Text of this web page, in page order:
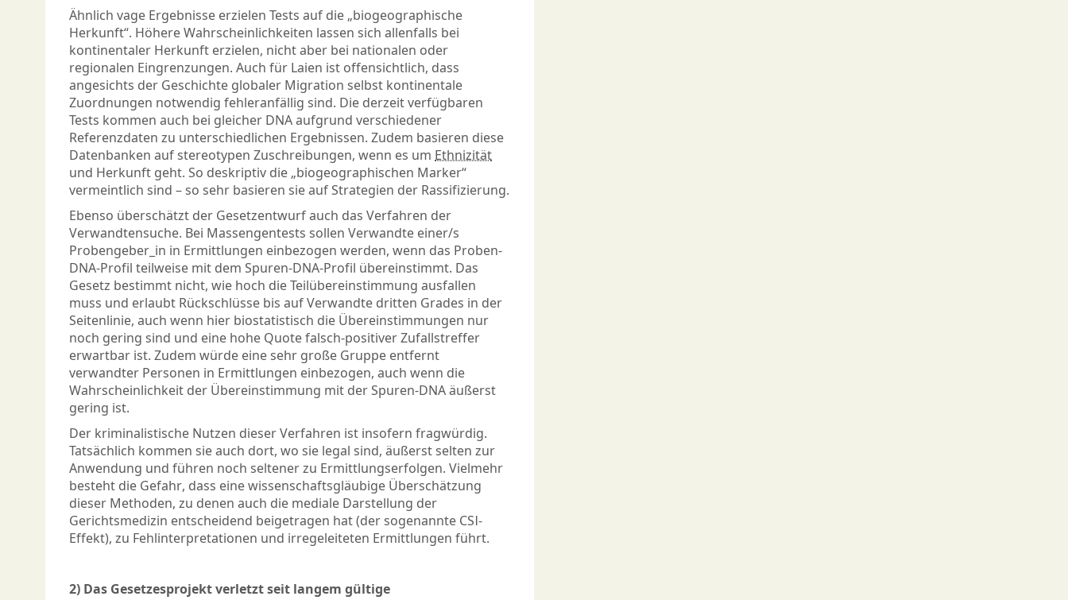
Ähnlich vage Ergebnisse erzielen Tests auf die „biogeographische
Herkunft“. Höhere Wahrscheinlichkeiten lassen sich allenfalls bei
kontinentaler Herkunft erzielen, nicht aber bei nationalen oder
regionalen Eingrenzungen. Auch für Laien ist offensichtlich, dass
angesichts der Geschichte globaler Migration selbst kontinentale
Zuordnungen notwendig fehleranfällig sind. Die derzeit verfügbaren
Tests kommen auch bei gleicher DNA aufgrund verschiedener
Referenzdaten zu unterschiedlichen Ergebnissen. Zudem basieren diese
Datenbanken auf stereotypen Zuschreibungen, wenn es um Ethnizität
und Herkunft geht. So deskriptiv die „biogeographischen Marker“
vermeintlich sind – so sehr basieren sie auf Strategien der Rassifizierung.
Ebenso überschätzt der Gesetzentwurf auch das Verfahren der
Verwandtensuche. Bei Massengentests sollen Verwandte einer/s
Probengeber_in in Ermittlungen einbezogen werden, wenn das Proben-
DNA-Profil teilweise mit dem Spuren-DNA-Profil übereinstimmt. Das
Gesetz bestimmt nicht, wie hoch die Teilübereinstimmung ausfallen
muss und erlaubt Rückschlüsse bis auf Verwandte dritten Grades in der
Seitenlinie, auch wenn hier biostatistisch die Übereinstimmungen nur
noch gering sind und eine hohe Quote falsch-positiver Zufallstreffer
erwartbar ist. Zudem würde eine sehr große Gruppe entfernt
verwandter Personen in Ermittlungen einbezogen, auch wenn die
Wahrscheinlichkeit der Übereinstimmung mit der Spuren-DNA äußerst
gering ist.
Der kriminalistische Nutzen dieser Verfahren ist insofern fragwürdig.
Tatsächlich kommen sie auch dort, wo sie legal sind, äußerst selten zur
Anwendung und führen noch seltener zu Ermittlungserfolgen. Vielmehr
besteht die Gefahr, dass eine wissenschaftsgläubige Überschätzung
dieser Methoden, zu denen auch die mediale Darstellung der
Gerichtsmedizin entscheidend beigetragen hat (der sogenannte CSI-
Effekt), zu Fehlinterpretationen und irregeleiteten Ermittlungen führt.
2) Das Gesetzesprojekt verletzt seit langem gültige